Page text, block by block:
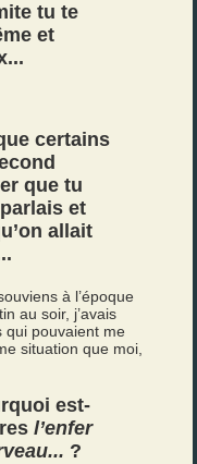
tu te
et
certains
que tu
et
allait
à l’époque
au soir, j’avais
qui pouvaient me
situation que moi,
est-
l’enfer
?